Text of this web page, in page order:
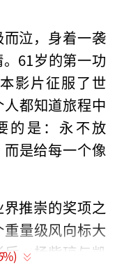
泣，身着一袭
61岁的第一功
影片征服了世
都知道旅程中
的是：永不放
是给每一个像
推崇的奖项之
量级风向标大
，杨紫琼与凯
%)